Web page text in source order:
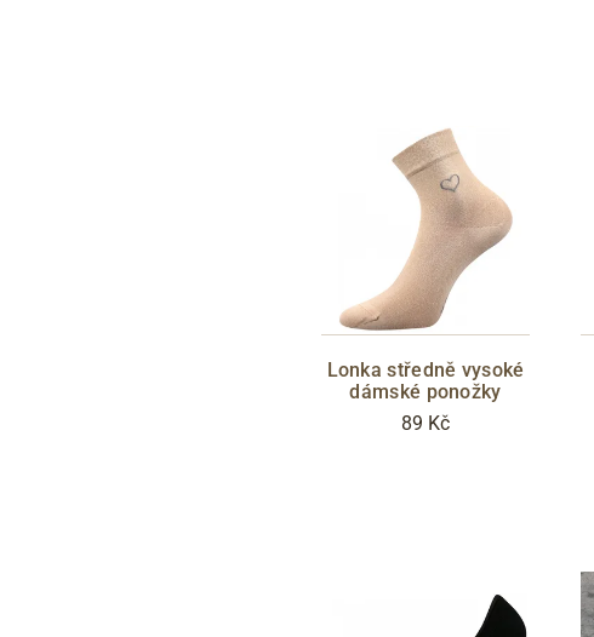
Lonka středně vysoké
dámské ponožky
89 Kč